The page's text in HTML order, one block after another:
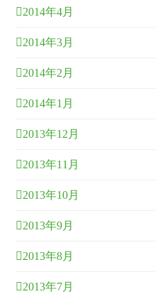
2014年4月
2014年3月
2014年2月
2014年1月
2013年12月
2013年11月
2013年10月
2013年9月
2013年8月
2013年7月